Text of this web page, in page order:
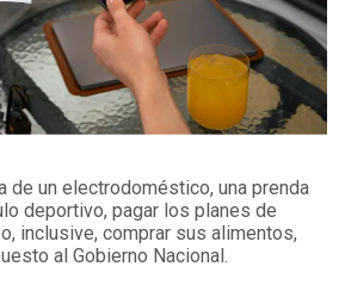
de un electrodoméstico, una prenda
deportivo, pagar los planes de
inclusive, comprar sus alimentos,
al Gobierno Nacional.